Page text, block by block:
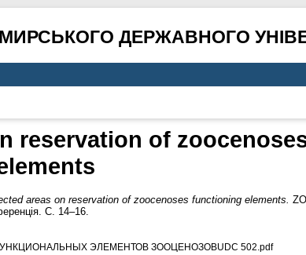
ДЕРЖАВНОГО
reservation of
areas on reservation of zoocenoses functioning elements.
С. 14–16.
ЭЛЕМЕНТОВ ЗООЦЕНОЗОВUDC 502.pdf